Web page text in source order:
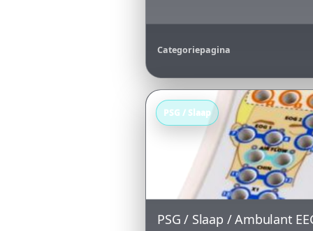
Categoriepagina
PSG / Slaap
PSG / Slaap / Ambulant